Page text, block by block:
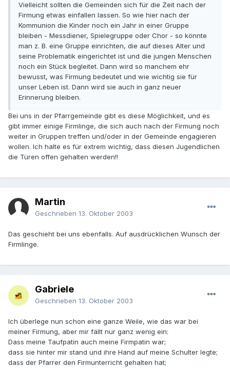
Vielleicht sollten die Gemeinden sich für die Zeit nach der
Firmung etwas einfallen lassen. So wie hier nach der
Kommunion die Kinder noch ein Jahr in einer Gruppe
bleiben - Messdiener, Spielegruppe oder Chor - so könnte
man z. B. eine Gruppe einrichten, die auf dieses Alter und
seine Problematik eingerichtet ist und die jungen Menschen
noch ein Stück begleitet. Dann wird so manchem ehr
bewusst, was Firmung bedeutet und wie wichtig sie für
unser Leben ist. Dann wird sie auch in ganz neuer
Erinnerung bleiben.
Bei uns in der Pfarrgemeinde gibt es diese Möglichkeit, und es
gibt immer einige Firmlinge, die sich auch nach der Firmung noch
weiter in Gruppen treffen und/oder in der Gemeinde engagieren
wollen. Ich halte es für extrem wichtig, dass diesen Jugendlichen
die Türen offen gehalten werden!!
Martin
Geschrieben 13. Oktober 2003
Das geschieht bei uns ebenfalls. Auf ausdrücklichen Wunsch der
Firmlinge.
Gabriele
Geschrieben 13. Oktober 2003
Ich überlege nun schon eine ganze Weile, wie das war bei
meiner Firmung, aber mir fällt nur ganz wenig ein:
Dass meine Taufpatin auch meine Firmpatin war;
dass sie hinter mir stand und ihre Hand auf meine Schulter legte;
dass der Pfarrer den Firmunterricht gehalten hat;